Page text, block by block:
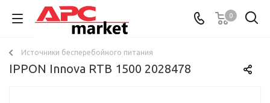
0
Источники бесперебойного питания
IPPON Innova RTB 1500 2028478